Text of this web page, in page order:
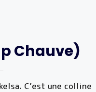
Chauve)
C’est une colline